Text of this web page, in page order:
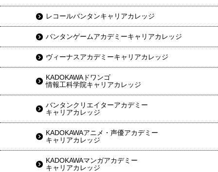
レコールバンタンキャリアカレッジ
バンタンゲームアカデミーキャリアカレッジ
ヴィーナスアカデミーキャリアカレッジ
KADOKAWAドワンゴ
情報工科学院キャリアカレッジ
バンタンクリエイターアカデミー
キャリアカレッジ
KADOKAWAアニメ・声優アカデミー
キャリアカレッジ
KADOKAWAマンガアカデミー
キャリアカレッジ